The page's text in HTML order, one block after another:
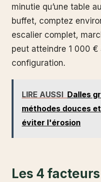
minutie qu’une table
buffet, comptez
escalier complet,
peut atteindre 1 000 €
configuration.
LIRE AUSSI Dalles
méthodes douces
éviter l'érosion
Les 4